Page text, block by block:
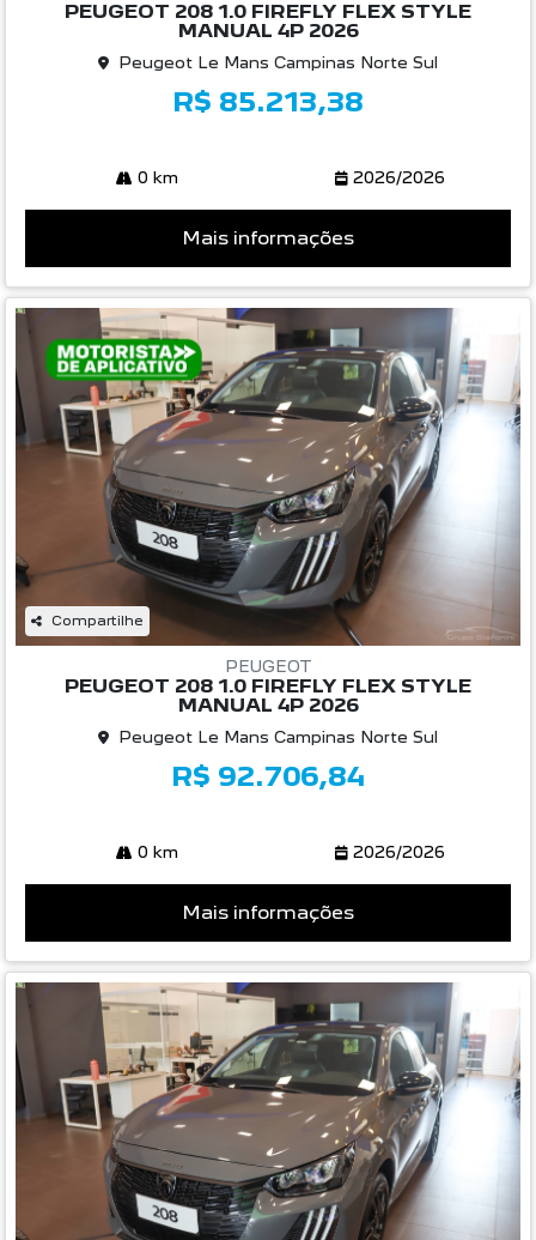
PEUGEOT 208 1.0 FIREFLY FLEX STYLE
MANUAL 4P 2026
Peugeot Le Mans Campinas Norte Sul
R$ 85.213,38
0 km 2026/2026
Mais informações
Compartilhe
PEUGEOT
PEUGEOT 208 1.0 FIREFLY FLEX STYLE
MANUAL 4P 2026
Peugeot Le Mans Campinas Norte Sul
R$ 92.706,84
0 km 2026/2026
Mais informações